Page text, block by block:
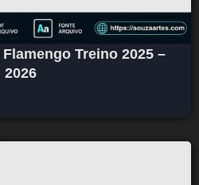
Treino 2025 –
2026